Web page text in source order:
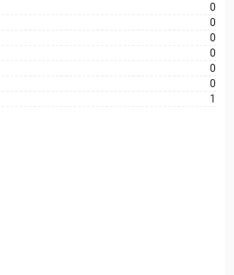
0
0
0
0
0
0
1